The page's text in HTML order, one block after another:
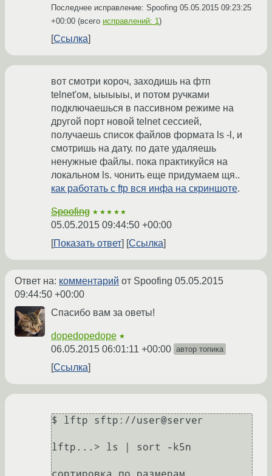
Последнее исправление: Spoofing 05.05.2015 09:23:25
+00:00 (всего исправлений: 1)
Ссылка
вот смотри короч, заходишь на фтп
telnet'ом, ыыыыы, и потом ручками
подключаешься в пассивном режиме на
другой порт новой telnet сессией,
получаешь список файлов формата ls -l, и
смотришь на дату. по дате удаляешь
ненужные файлы. пока практикуйся на
локальном ls. чонить еще придумаем щя..
как работать с ftp вся инфа на скриншоте.
Spoofing ★★★★★
05.05.2015 09:44:50 +00:00
Показать ответ
Ссылка
Ответ на: комментарий от Spoofing 05.05.2015
09:44:50 +00:00
Спасибо вам за оветы!
dopedopedope ★
06.05.2015 06:01:11 +00:00 автор топика
Ссылка
$ lftp sftp://user@server
lftp...> ls | sort -k5n